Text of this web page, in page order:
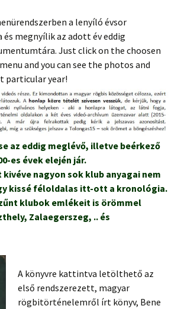
a lenyíló évsor
megnyílik az adott év eddig
Just click on the choosen
and you can see the photos and
particular year!
az eddig meglévő, illetve beérkező
es évek elején jár.
nagyon sok klub anyagai nem
kissé féloldalas itt-ott a kronológia.
klubok emlékeit is örömmel
Zalaegerszeg, .. és
A könyvre kattintva letölthető az
első rendszerezett, magyar
rögbitörténelemről írt könyv, Bene